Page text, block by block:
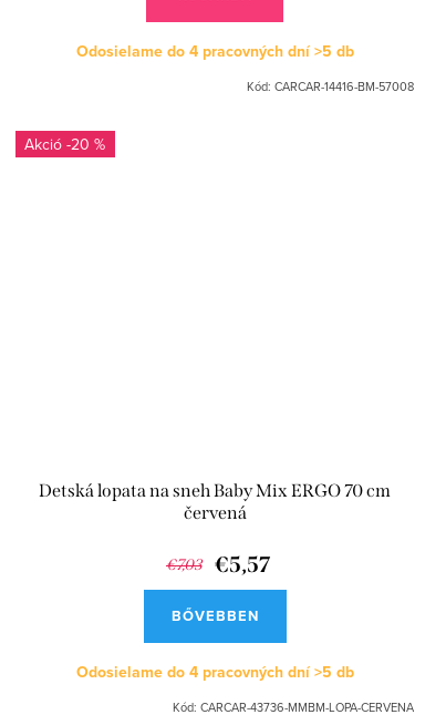
Odosielame do 4 pracovných dní>5 db
Kód:CARCAR-14416-BM-57008
-20 %
Detská lopata na sneh Baby Mix ERGO 70 cm
červená
€7,03 €5,57
BŐVEBBEN
Odosielame do 4 pracovných dní>5 db
Kód:CARCAR-43736-MMBM-LOPA-CERVENA